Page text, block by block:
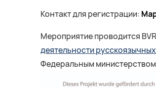
Контакт для регистрации:
Мероприятие проводится
деятельности
Федеральным